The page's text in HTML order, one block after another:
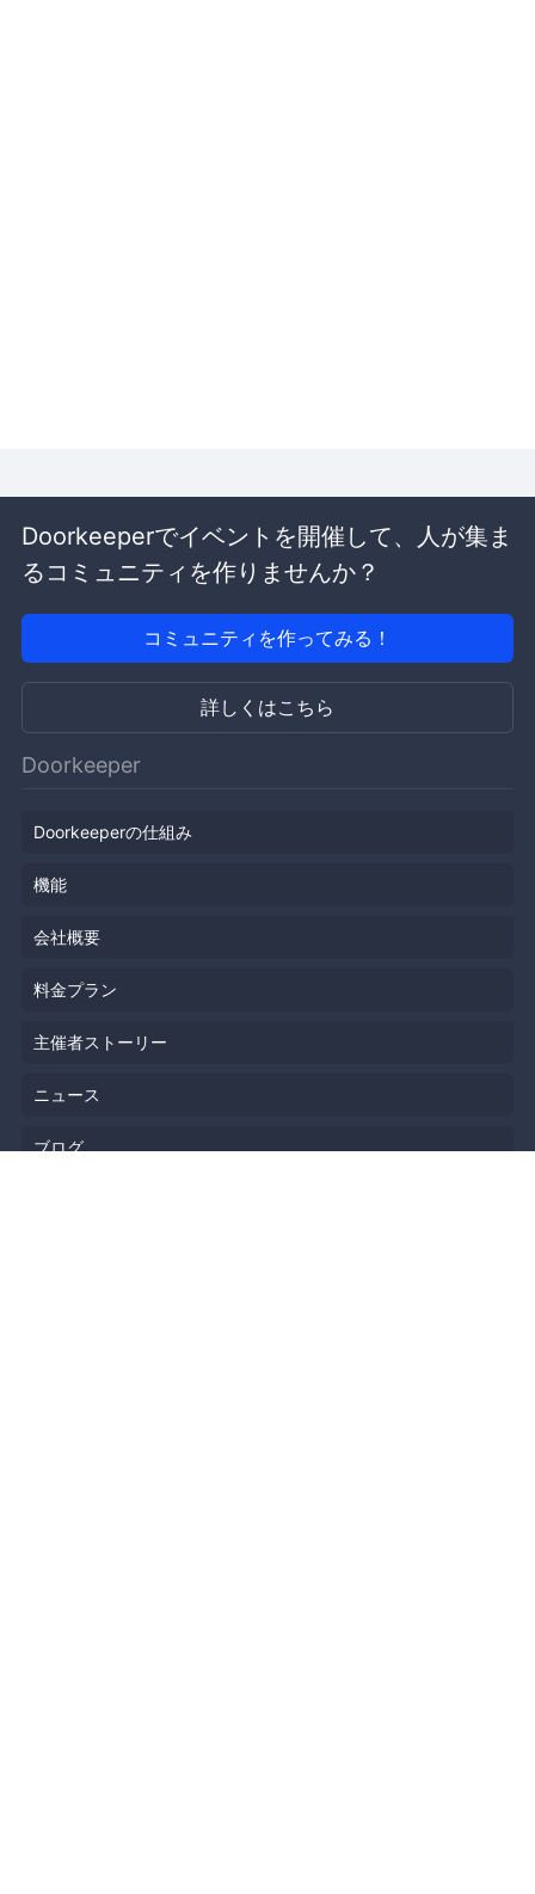
Doorkeeperでイベントを開催して、人が集ま
るコミュニティを作りませんか？
コミュニティを作ってみる！
詳しくはこちら
Doorkeeper
Doorkeeperの仕組み
機能
会社概要
料金プラン
主催者ストーリー
ニュース
ブログ